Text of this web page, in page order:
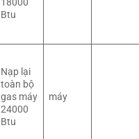
18000
Btu
Nạp lại
toàn bộ
gas máy
24000
Btu
máy